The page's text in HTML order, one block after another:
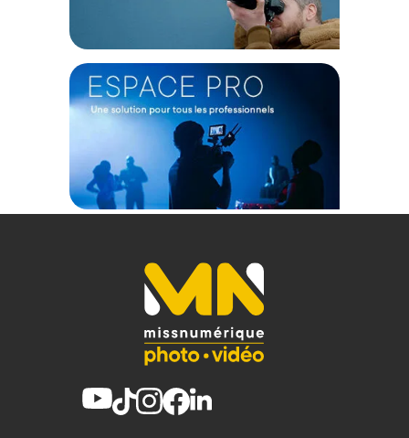
Caractéristiques du monopode carbone Sirui P-325FS :
CONFIGURATION
Nombre de sections : 5
Réglage de la hauteur : 57 à 140cm (avec base) ; 45,5 à 129,5
cm (sans base)
PHYSIQUE
Matériau : Fibre de carbone
Température de fonctionnement : -40 à 100 degrés
CONTENU DU CARTON :
1x Monopode Sirui P-325FS